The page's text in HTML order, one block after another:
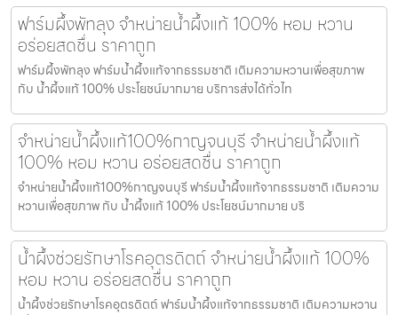
ฟาร์มผึ้งพัทลุง จำหน่ายน้ำผึ้งแท้ 100% หอม หวาน
อร่อยสดชื่น ราคาถูก
ฟาร์มผึ้งพัทลุง ฟาร์มน้ำผึ้งแท้จากธรรมชาติ เติมความหวานเพื่อสุขภาพ
กับ น้ำผึ้งแท้ 100% ประโยชน์มากมาย บริการส่งได้ทั่วไท
จำหน่ายน้ำผึ้งแท้100%กาญจนบุรี จำหน่ายน้ำผึ้งแท้
100% หอม หวาน อร่อยสดชื่น ราคาถูก
จำหน่ายน้ำผึ้งแท้100%กาญจนบุรี ฟาร์มน้ำผึ้งแท้จากธรรมชาติ เติมความ
หวานเพื่อสุขภาพ กับ น้ำผึ้งแท้ 100% ประโยชน์มากมาย บริ
น้ำผึ้งช่วยรักษาโรคอุตรดิตถ์ จำหน่ายน้ำผึ้งแท้ 100%
หอม หวาน อร่อยสดชื่น ราคาถูก
น้ำผึ้งช่วยรักษาโรคอุตรดิตถ์ ฟาร์มน้ำผึ้งแท้จากธรรมชาติ เติมความหวาน